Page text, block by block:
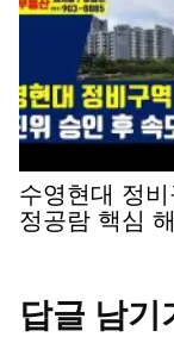
수영현대 정비
정공람 핵심
답글 남기